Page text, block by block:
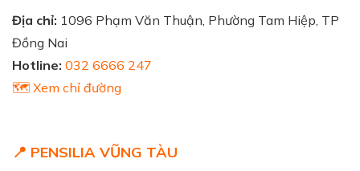
Địa chỉ: 1096 Phạm Văn Thuận, Phường Tam Hiệp, TP
Đồng Nai
Hotline: 032 6666 247
🗺️ Xem chỉ đường
📍 PENSILIA VŨNG TÀU